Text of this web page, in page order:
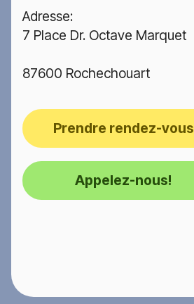
Adresse:
7 Place Dr. Octave Marquet
87600 Rochechouart
Prendre rendez-vous
Appelez-nous!